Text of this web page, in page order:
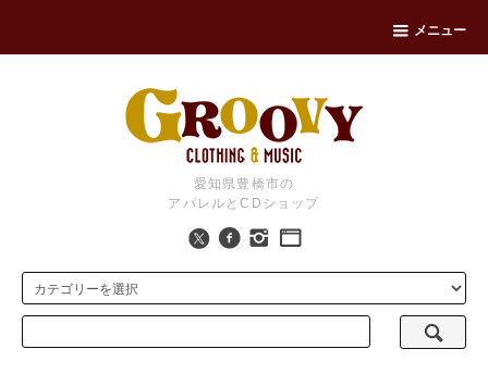
メニュー
愛知県豊橋市の
アパレルとCDショップ